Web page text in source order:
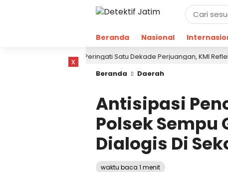
Beranda Nasional
x
Peringati Satu Dekade Perjuangan, KMI Refleksikan
Beranda
Daerah
Antisipasi
Polsek Sempu
Dialogis Di
waktu baca 1 menit